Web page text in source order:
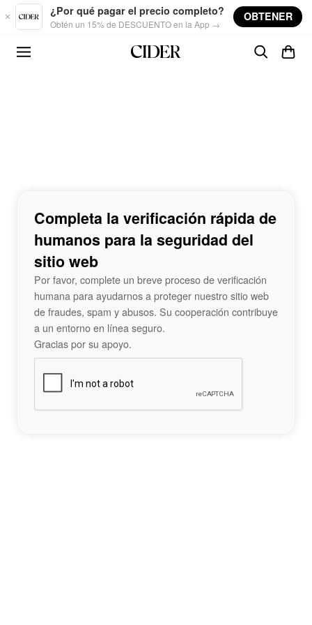
Skip to main content
¿Por qué pagar el precio completo?
Obtén un 15% de DESCUENTO en la App →
OBTENER
Completa la verificación rápida de
humanos para la seguridad del
sitio web
Por favor, complete un breve proceso de verificación
humana para ayudarnos a proteger nuestro sitio web
de fraudes, spam y abusos. Su cooperación contribuye
a un entorno en línea seguro.
Gracias por su apoyo.